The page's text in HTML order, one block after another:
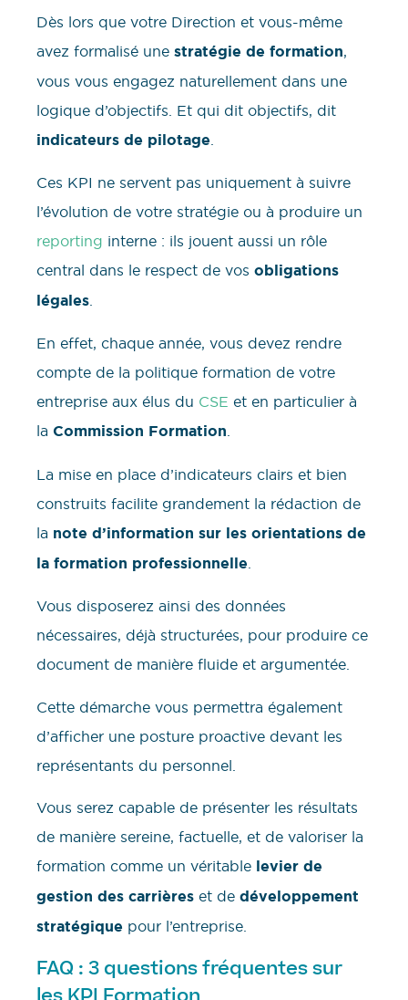
Dès lors que votre Direction et vous-même
avez formalisé une stratégie de formation,
vous vous engagez naturellement dans une
logique d’objectifs. Et qui dit objectifs, dit
indicateurs de pilotage
Ces KPI ne servent pas uniquement à suivre
l’évolution de votre stratégie ou à produire un
reporting interne : ils jouent aussi un rôle
central dans le respect de vos obligations
légales.
En effet, chaque année, vous devez rendre
compte de la politique formation de votre
entreprise aux élus du CSE et en particulier à
la Commission Formation.
La mise en place d’indicateurs clairs et bien
construits facilite grandement la rédaction de
la note d’information sur les orientations de
la formation professionnelle
Vous disposerez ainsi des données
nécessaires, déjà structurées, pour produire ce
document de manière fluide et argumentée.
Cette démarche vous permettra également
d’afficher une posture proactive devant les
représentants du personnel.
Vous serez capable de présenter les résultats
de manière sereine, factuelle, et de valoriser la
formation comme un véritable levier de
gestion des carrières et de développement
stratégique pour l’entreprise.
FAQ : 3 questions fréquentes sur